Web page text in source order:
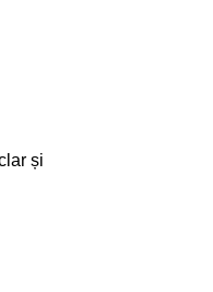
și